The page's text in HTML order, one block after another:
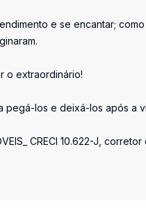
e se encantar;
o extraordinário!
pegá-los e deixá-los após a
CRECI 10.622-J,